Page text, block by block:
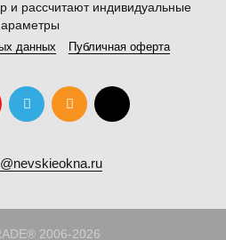
и рассчитают индивидуальные
данных Публичная оферта
2006-2026